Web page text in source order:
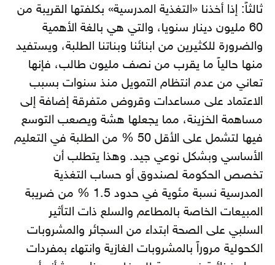
ثالثاً: إذا أخذنا «التغذية المدرسية» بكلفتها القريبة من
60 مليون دينار سنويا، والتي هي بالغة الأهمية
والضرورة للكثيرين من ابنائنا وبناتنا الطلبة، ويستفيد
منها حالياً ما يقرب من نصف مليون طالب، فإنها
تعاني من عدم انتظام التمويل منذ سنوات بسبب
الاعتماد على مساعدات وقروض متفرقة إضافة إلى
مساهمة الخزينة، مما يجعلها هشة ويصعب التوسع
فيها لتشمل على الأقل 50 % من الطلبة في التعليم
الأساسي وبشكل نوعي جيد. وهذا يتطلب أن
تخصص الحكومة لصندوق أو حساب التغذية
المدرسية نسبة مئوية في حدود 1.5 % من ضريبة
المبيعات الخاصة بالمطاعم والسلع ذات التأثير
السلبي على الصحة ابتداء من السجائر والمشروبات
الكحولية مروراً بالمشروبات الغازية وانتهاء بمفردات